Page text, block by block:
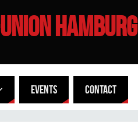
HAMBURG
EVENTS CONTACT